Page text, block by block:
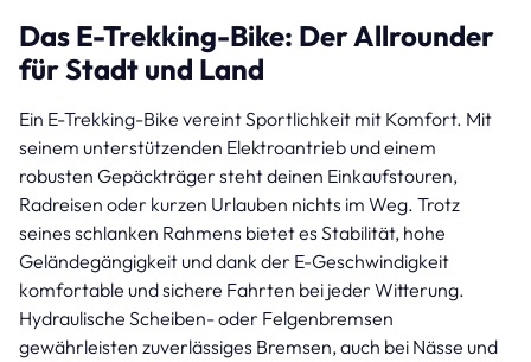
Das E-Trekking-Bike: Der Allrounder
für Stadt und Land
Ein E-Trekking-Bike vereint Sportlichkeit mit Komfort. Mit
seinem unterstützenden Elektroantrieb und einem
robusten Gepäckträger steht deinen Einkaufstouren,
Radreisen oder kurzen Urlauben nichts im Weg. Trotz
seines schlanken Rahmens bietet es Stabilität, hohe
Geländegängigkeit und dank der E-Geschwindigkeit
komfortable und sichere Fahrten bei jeder Witterung.
Hydraulische Scheiben- oder Felgenbremsen
gewährleisten zuverlässiges Bremsen, auch bei Nässe und